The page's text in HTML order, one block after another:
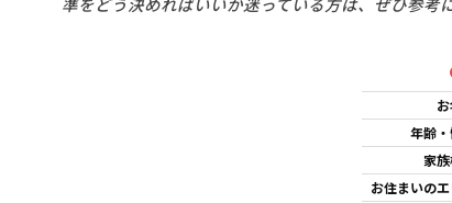
年齢
家
お住まいの